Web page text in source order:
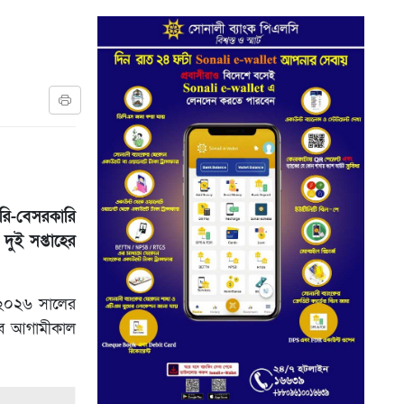
বেসরকারি
সপ্তাহের
২০২৬ সালের
আগামীকাল